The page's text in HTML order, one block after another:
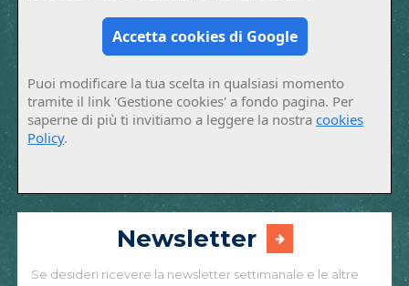
Accetta cookies di Google
Puoi modificare la tua scelta in qualsiasi momento
tramite il link 'Gestione cookies' a fondo pagina. Per
saperne di più ti invitiamo a leggere la nostracookies
Policy.
Newsletter
Se desideri ricevere la newsletter settimanale e le altre